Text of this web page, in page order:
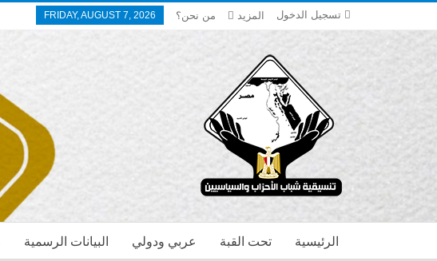
تسجيل الدخول FRIDAY, AUGUST 7, 2026 من نحن؟ المزيد
البيانات الرسمية عربي ودولي تحت القبة الرئيسية